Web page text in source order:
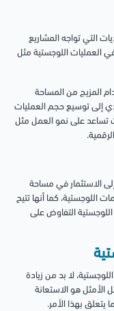
التي تواجه المشاريع
العمليات اللوجستية مثل
المزيج من المساحة
إلى توسيع حجم العمليات
تساعد على نمو العمل مثل
الاستثمار في مساحة
اللوجستية، كما أنها تتيح
التفاوض على
لا بد من زيادة
الأمثل هو الاستعانة
بهذا الأمر.